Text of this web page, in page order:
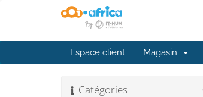
Espace client Magasin
Catégories